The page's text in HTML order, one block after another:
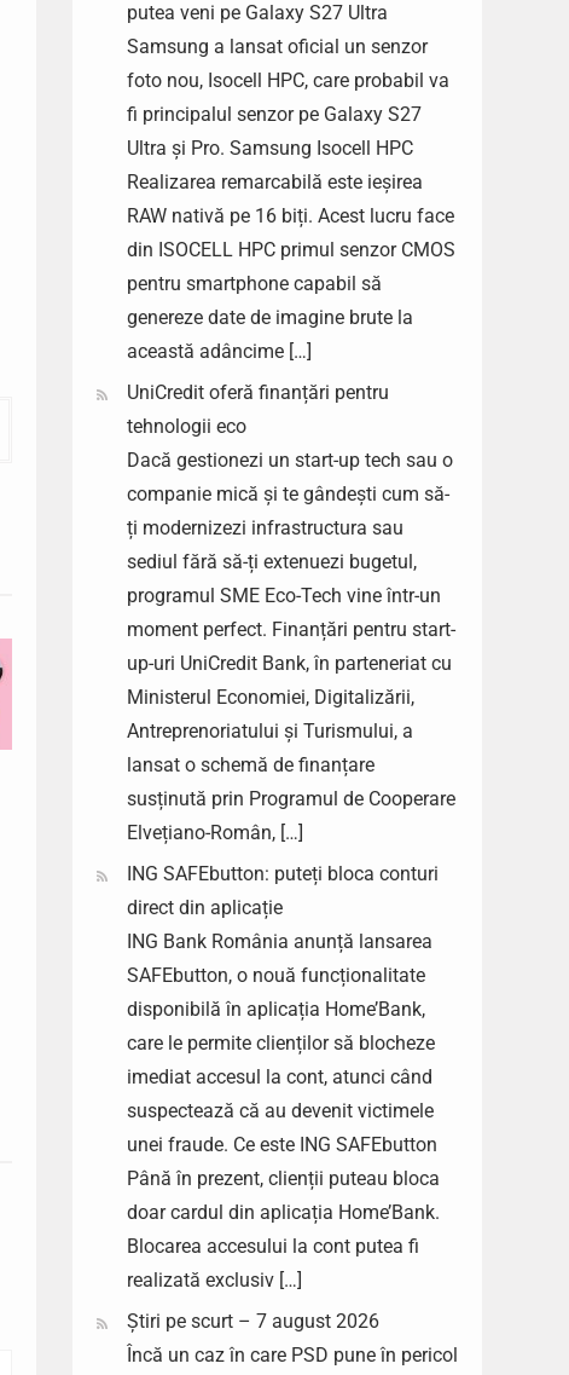
putea veni pe Galaxy S27 Ultra
Samsung a lansat oficial un senzor
foto nou, Isocell HPC, care probabil va
fi principalul senzor pe Galaxy S27
Ultra și Pro. Samsung Isocell HPC
Realizarea remarcabilă este ieșirea
RAW nativă pe 16 biți. Acest lucru face
din ISOCELL HPC primul senzor CMOS
pentru smartphone capabil să
genereze date de imagine brute la
această adâncime […]
UniCredit oferă finanțări pentru
tehnologii eco
Dacă gestionezi un start-up tech sau o
companie mică și te gândești cum să-
ți modernizezi infrastructura sau
sediul fără să-ți extenuezi bugetul,
programul SME Eco-Tech vine într-un
moment perfect. Finanțări pentru start-
up-uri UniCredit Bank, în parteneriat cu
Ministerul Economiei, Digitalizării,
Antreprenoriatului și Turismului, a
lansat o schemă de finanțare
susținută prin Programul de Cooperare
Elvețiano-Român, […]
ING SAFEbutton: puteți bloca conturi
direct din aplicație
ING Bank România anunță lansarea
SAFEbutton, o nouă funcționalitate
disponibilă în aplicația Home’Bank,
care le permite clienților să blocheze
imediat accesul la cont, atunci când
suspectează că au devenit victimele
unei fraude. Ce este ING SAFEbutton
Până în prezent, clienții puteau bloca
doar cardul din aplicația Home’Bank.
Blocarea accesului la cont putea fi
realizată exclusiv […]
Știri pe scurt – 7 august 2026
Încă un caz în care PSD pune în pericol